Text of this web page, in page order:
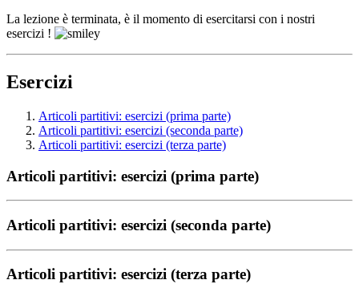
La lezione è terminata, è il momento di esercitarsi con i nostri
esercizi !
Esercizi
Articoli partitivi: esercizi (prima parte)
Articoli partitivi: esercizi (seconda parte)
Articoli partitivi: esercizi (terza parte)
Articoli partitivi: esercizi (prima parte)
Articoli partitivi: esercizi (seconda parte)
Articoli partitivi: esercizi (terza parte)